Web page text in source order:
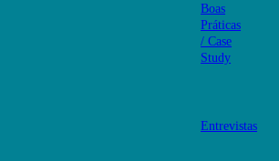
Boas
Práticas
/ Case
Study
Entrevistas